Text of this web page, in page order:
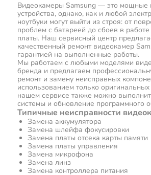
Видеокамеры Samsung — это мощные
устройства, однако, как и любой
ноутбуки могут выйти из строя: от
проблем с батареей до сбоев в
платы. Наш сервисный центр
качественный ремонт видеокамер
гарантией на выполненные работы.
Мы работаем с любыми моделями
бренда и предлагаем
ремонт и замену неисправных
использованием только
нашем сервисе также можно
системы и обновление программного
Типичные неисправности
Замена аккумулятора
Замена шлейфа фокусировки
Замена платы отсека карты памяти
Замена платы управления
Замена микрофона
Замена линз
Замена контроллера питания